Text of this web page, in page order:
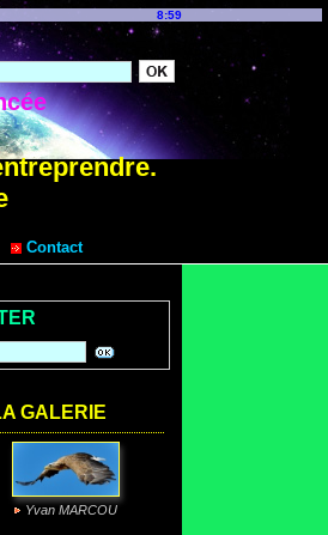
8:59
Contact
GALERIE
Yvan MARCOU